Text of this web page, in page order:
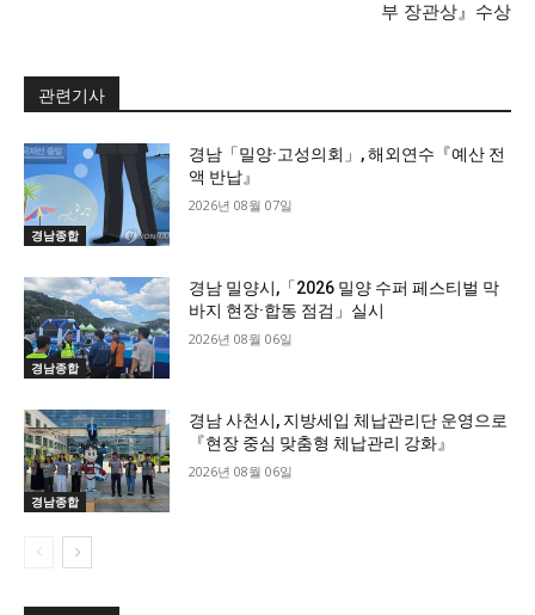
부 장관상』수상
관련기사
경남종합
경남「밀양·고성의회」, 해외연수『예산 전
액 반납』
2026년 08월 07일
경남종합
경남 밀양시,「2026 밀양 수퍼 페스티벌 막
바지 현장·합동 점검」실시
2026년 08월 06일
경남종합
경남 사천시, 지방세입 체납관리단 운영으로
『현장 중심 맞춤형 체납관리 강화』
2026년 08월 06일